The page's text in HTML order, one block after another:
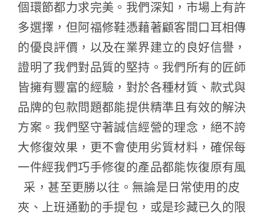
個環節都力求完美。我們深知，市場上有許
多選擇，但阿福修鞋憑藉著顧客間口耳相傳
的優良評價，以及在業界建立的良好信譽，
證明了我們對品質的堅持。我們所有的匠師
皆擁有豐富的經驗，對於各種材質、款式與
品牌的包款問題都能提供精準且有效的解決
方案。我們堅守著誠信經營的理念，絕不誇
大修復效果，更不會使用劣質材料，確保每
一件經我們巧手修復的產品都能恢復原有風
采，甚至更勝以往。無論是日常使用的皮
夾、上班通勤的手提包，或是珍藏已久的限